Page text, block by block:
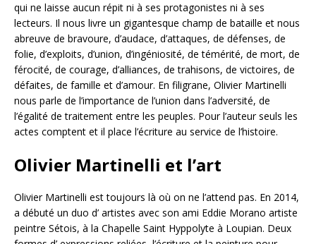
qui ne laisse aucun répit ni à ses protagonistes ni à ses
lecteurs. Il nous livre un gigantesque champ de bataille et nous
abreuve de bravoure, d’audace, d’attaques, de défenses, de
folie, d’exploits, d’union, d’ingéniosité, de témérité, de mort, de
férocité, de courage, d’alliances, de trahisons, de victoires, de
défaites, de famille et d’amour. En filigrane, Olivier Martinelli
nous parle de l’importance de l’union dans l’adversité, de
l’égalité de traitement entre les peuples. Pour l’auteur seuls les
actes comptent et il place l’écriture au service de l’histoire.
Olivier Martinelli et l’art
Olivier Martinelli est toujours là où on ne l’attend pas. En 2014,
a débuté un duo d’ artistes avec son ami Eddie Morano artiste
peintre Sétois, à la Chapelle Saint Hyppolyte à Loupian. Deux